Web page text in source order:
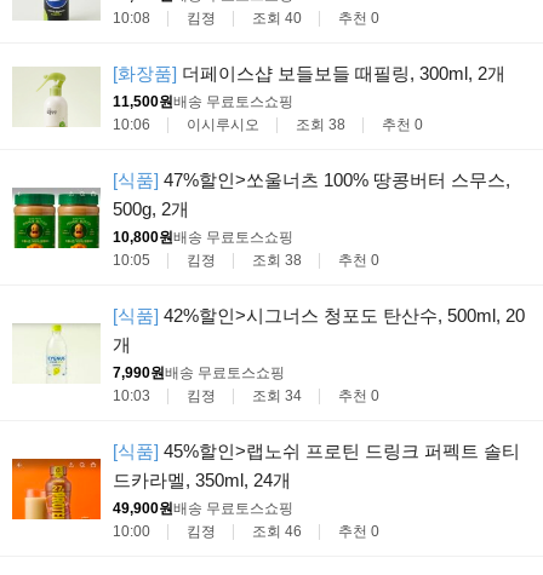
10:08
킴졍 조회 40 추천 0
[화장품] 더페이스샵 보들보들 때필링, 300ml, 2개
11,500원배송 무료토스쇼핑
10:06
이시루시오 조회 38 추천 0
[식품] 47%할인>쏘울너츠 100% 땅콩버터 스무스,
500g, 2개
10,800원배송 무료토스쇼핑
10:05
킴졍 조회 38 추천 0
[식품] 42%할인>시그너스 청포도 탄산수, 500ml, 20
개
7,990원배송 무료토스쇼핑
10:03
킴졍 조회 34 추천 0
[식품] 45%할인>랩노쉬 프로틴 드링크 퍼펙트 솔티
드카라멜, 350ml, 24개
49,900원배송 무료토스쇼핑
10:00
킴졍 조회 46 추천 0